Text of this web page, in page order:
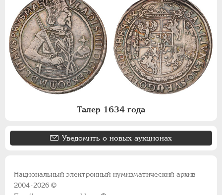
Талер 1634 года
Уведомить о новых аукционах
Национальный электронный нумизматический архив
2004-2026 ©